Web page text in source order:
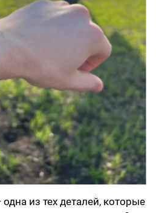
из тех деталей, которые